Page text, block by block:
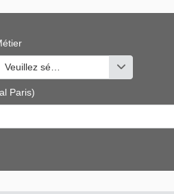
valeurs
Veuillez sélectionner une ou des valeurs
Paris)